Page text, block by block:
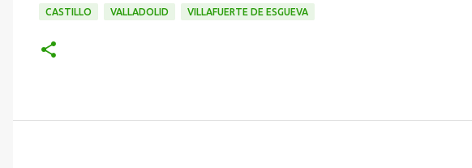
CASTILLO VALLADOLID VILLAFUERTE DE ESGUEVA